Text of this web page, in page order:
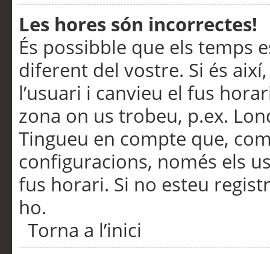
Les hores són incorrectes!
És possibble que els temps
diferent del vostre. Si és
l’usuari i canvieu el fus
zona on us trobeu, p.ex.
Tingueu en compte que,
configuracions, només els
fus horari. Si no esteu
ho.
Torna a l’inici